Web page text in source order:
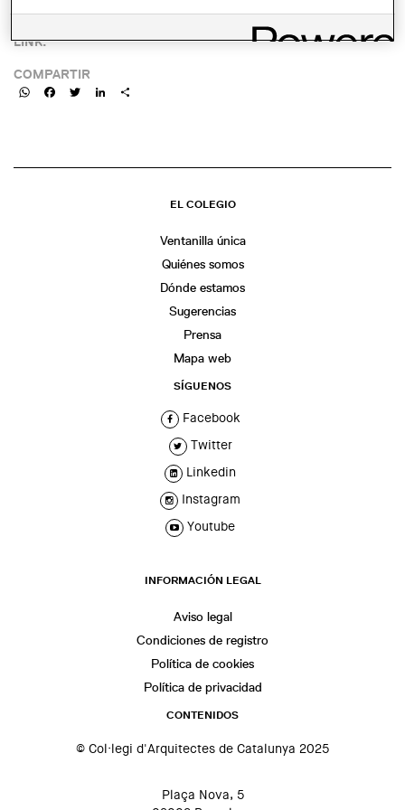
LINK:
COMPARTIR
WhatsAppFacebookTwitterLinkedIn
EL COLEGIO
Ventanilla única
Quiénes somos
Dónde estamos
Sugerencias
Prensa
Mapa web
SÍGUENOS
Facebook
Twitter
Linkedin
Instagram
Youtube
INFORMACIÓN LEGAL
Aviso legal
Condiciones de registro
Política de cookies
Política de privacidad
CONTENIDOS
© Col·legi d'Arquitectes de Catalunya 2025
Plaça Nova, 5